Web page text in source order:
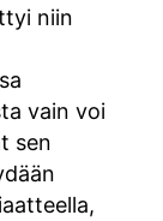
niin
vain voi
sen